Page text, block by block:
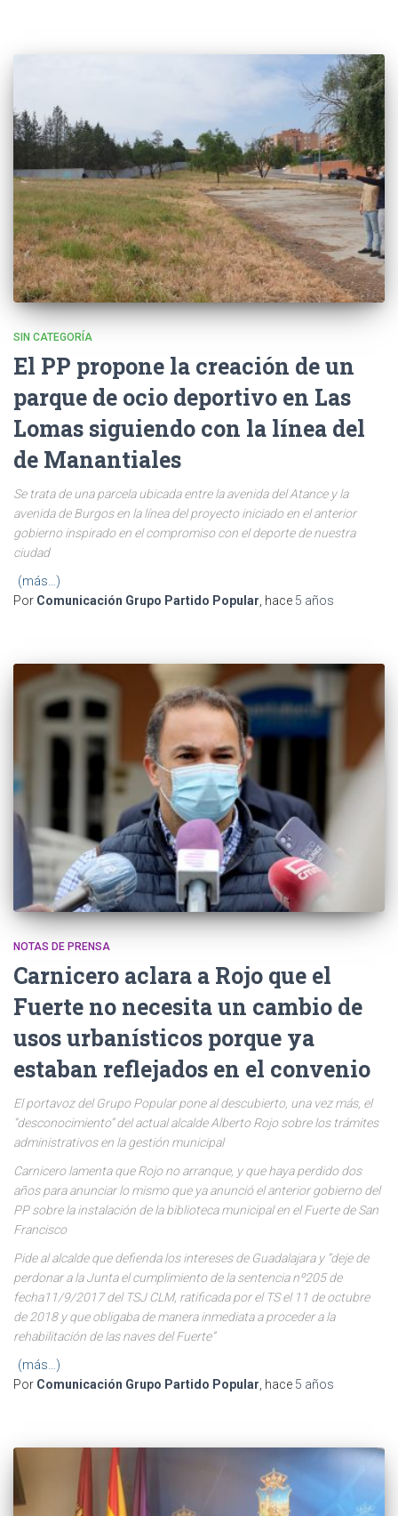
SIN CATEGORÍA
El PP propone la creación de un
parque de ocio deportivo en Las
Lomas siguiendo con la línea del
de Manantiales
Se trata de una parcela ubicada entre la avenida del Atance y la
avenida de Burgos en la línea del proyecto iniciado en el anterior
gobierno inspirado en el compromiso con el deporte de nuestra
ciudad
(más…)
Por Comunicación Grupo Partido Popular , hace 5 años
NOTAS DE PRENSA
Carnicero aclara a Rojo que el
Fuerte no necesita un cambio de
usos urbanísticos porque ya
estaban reflejados en el convenio
El portavoz del Grupo Popular pone al descubierto, una vez más, el
“desconocimiento” del actual alcalde Alberto Rojo sobre los trámites
administrativos en la gestión municipal
Carnicero lamenta que Rojo no arranque, y que haya perdido dos
años para anunciar lo mismo que ya anunció el anterior gobierno del
PP sobre la instalación de la biblioteca municipal en el Fuerte de San
Francisco
Pide al alcalde que defienda los intereses de Guadalajara y “deje de
perdonar a la Junta el cumplimiento de la sentencia nº205 de
fecha11/9/2017 del TSJ CLM, ratificada por el TS el 11 de octubre
de 2018 y que obligaba de manera inmediata a proceder a la
rehabilitación de las naves del Fuerte”
(más…)
Por Comunicación Grupo Partido Popular , hace 5 años